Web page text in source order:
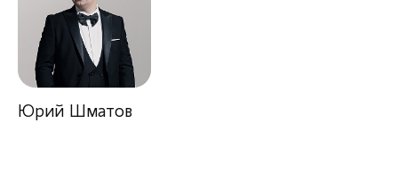
Юрий Шматов